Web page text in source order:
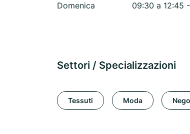
Domenica
09:30 a 12:45
Settori / Specializzazioni
Tessuti Moda